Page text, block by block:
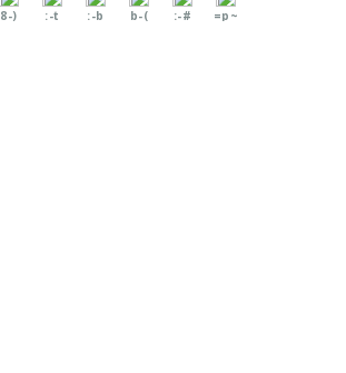
8-) :-t :-b b-( :-# =p~